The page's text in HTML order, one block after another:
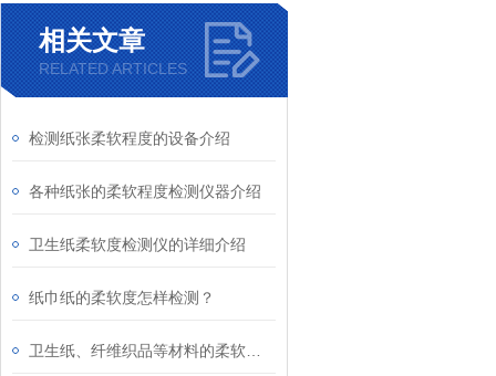
相关文章
RELATED ARTICLES
检测纸张柔软程度的设备介绍
各种纸张的柔软程度检测仪器介绍
卫生纸柔软度检测仪的详细介绍
纸巾纸的柔软度怎样检测？